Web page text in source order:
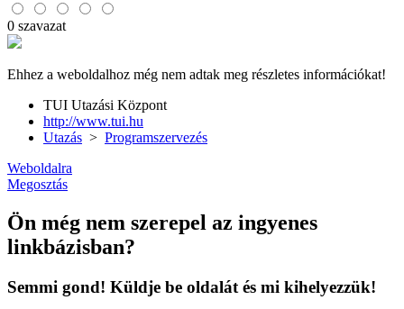
0 szavazat
Ehhez a weboldalhoz még nem adtak meg részletes információkat!
TUI Utazási Központ
http://www.tui.hu
Utazás > Programszervezés
Weboldalra
Megosztás
Ön még nem szerepel az ingyenes
linkbázisban?
Semmi gond! Küldje be oldalát és mi kihelyezzük!